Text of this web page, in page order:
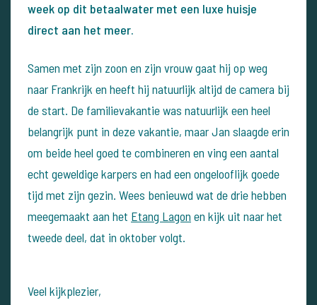
week op dit betaalwater met een luxe huisje
direct aan het meer.
Samen met zijn zoon en zijn vrouw gaat hij op weg
naar Frankrijk en heeft hij natuurlijk altijd de camera bij
de start. De familievakantie was natuurlijk een heel
belangrijk punt in deze vakantie, maar Jan slaagde erin
om beide heel goed te combineren en ving een aantal
echt geweldige karpers en had een ongelooflijk goede
tijd met zijn gezin. Wees benieuwd wat de drie hebben
meegemaakt aan het Etang Lagon en kijk uit naar het
tweede deel, dat in oktober volgt.
Veel kijkplezier,